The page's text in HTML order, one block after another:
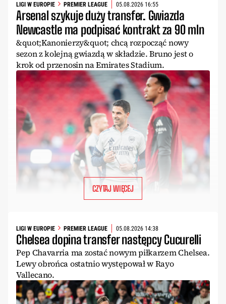
LIGI W EUROPIE PREMIER LEAGUE 05.08.2026 16:55
Arsenal szykuje duży transfer. Gwiazda
Newcastle ma podpisać kontrakt za 90 mln
&quot;Kanonierzy&quot; chcą rozpocząć nowy
sezon z kolejną gwiazdą w składzie. Bruno jest o
krok od przenosin na Emirates Stadium.
CZYTAJ WIĘCEJ
LIGI W EUROPIE PREMIER LEAGUE 05.08.2026 14:38
Chelsea dopina transfer następcy Cucurelli
Pep Chavarria ma zostać nowym piłkarzem Chelsea.
Lewy obrońca ostatnio występował w Rayo
Vallecano.